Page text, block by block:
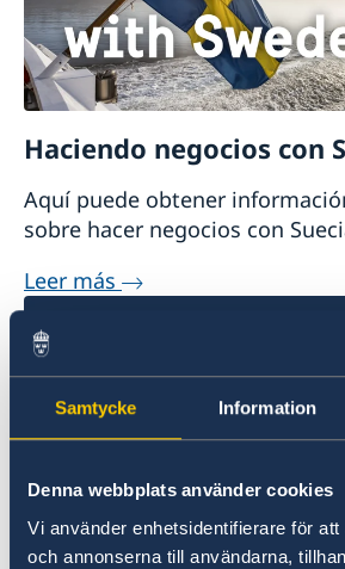
Samtycke Information
Denna webbplats använder cookies
Vi använder enhetsidentifierare för
och annonserna till användarna,
Haciendo negocios con
Aquí puede obtener
sobre hacer negocios con
Leer más
Sospecha de